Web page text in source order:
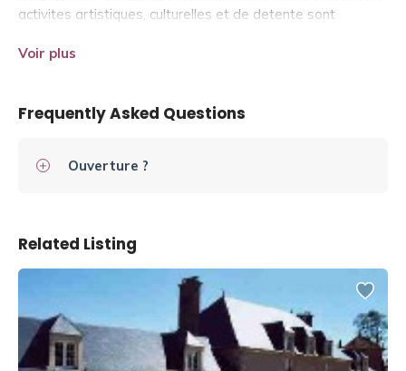
activites artistiques, culturelles et de detente sont
Voir plus
Frequently Asked Questions
Ouverture ?
Related Listing